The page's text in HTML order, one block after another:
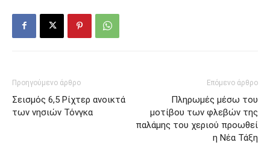
Προηγούμενο άρθρο
Σεισμός 6,5 Ρίχτερ ανοικτά
των νησιών Τόνγκα
Επόμενο άρθρο
Πληρωμές μέσω του
μοτίβου των φλεβών της
παλάμης του χεριού προωθεί
η Νέα Τάξη